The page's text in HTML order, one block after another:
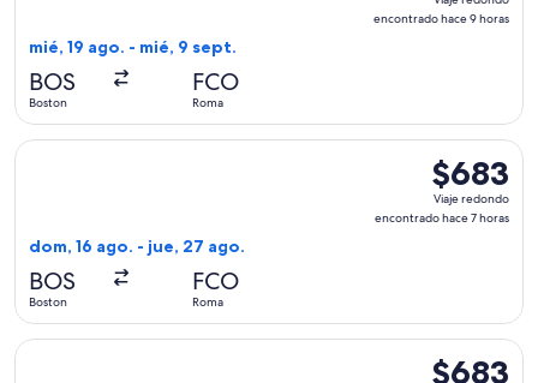
redondo,
encontrado hace 9 horas
mié, 19 ago. - mié, 9 sept.
BOS
Boston
FCO
Roma
$683
Viaje
redondo,
$683
Viaje redondo
encontrado hace 7 horas
dom, 16 ago. - jue, 27 ago.
BOS
Boston
FCO
Roma
Seleccionar vuelo de Iberia, con salida el dom, 16 ago.
$683
$683
Seleccionar vuelo de United, con salida el mar, 18 ago.